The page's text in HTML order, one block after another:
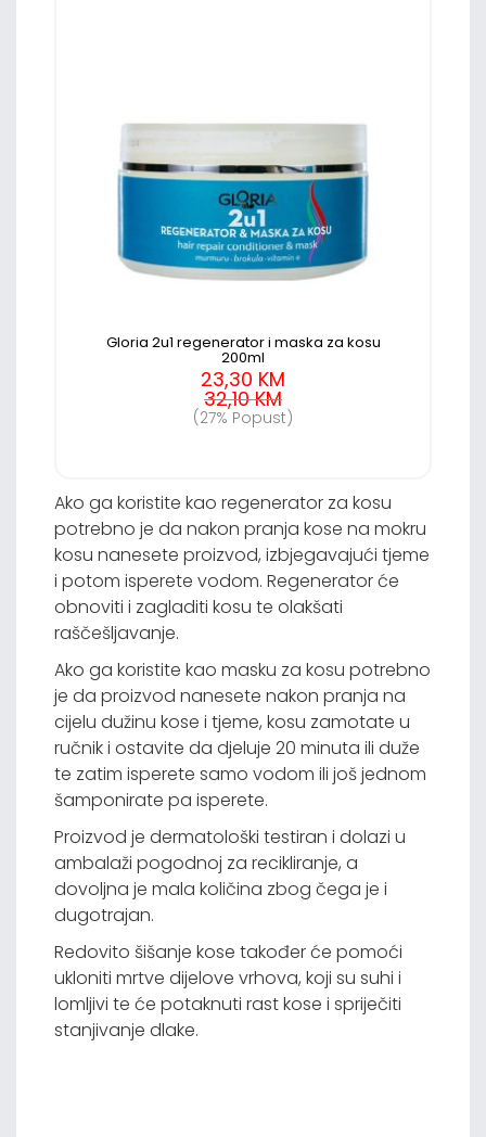
Gloria 2u1 regenerator i maska za kosu
200ml
23,30 KM
32,10 KM
(27% Popust)
Ako ga koristite kao regenerator za kosu
potrebno je da nakon pranja kose na mokru
kosu nanesete proizvod, izbjegavajući tjeme
i potom isperete vodom. Regenerator će
obnoviti i zagladiti kosu te olakšati
raščešljavanje.
Ako ga koristite kao masku za kosu potrebno
je da proizvod nanesete nakon pranja na
cijelu dužinu kose i tjeme, kosu zamotate u
ručnik i ostavite da djeluje 20 minuta ili duže
te zatim isperete samo vodom ili još jednom
šamponirate pa isperete.
Proizvod je dermatološki testiran i dolazi u
ambalaži pogodnoj za recikliranje, a
dovoljna je mala količina zbog čega je i
dugotrajan.
Redovito šišanje kose također će pomoći
ukloniti mrtve dijelove vrhova, koji su suhi i
lomljivi te će potaknuti rast kose i spriječiti
stanjivanje dlake.